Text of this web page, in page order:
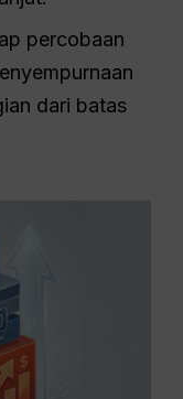
percobaan
dari batas